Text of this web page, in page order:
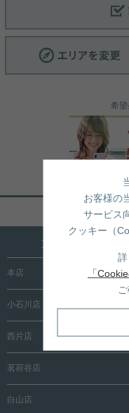
希
文京区内に15店
本店
小石川店
西片店
茗荷谷店
白山店
お客様の
サービス
クッキー（
「